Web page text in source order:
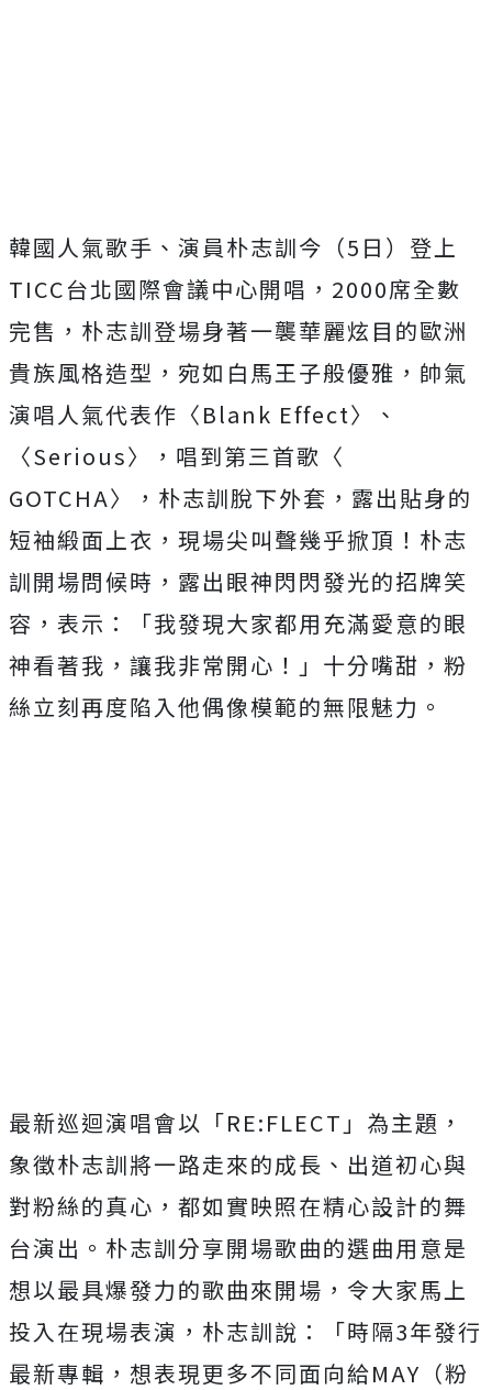
韓國人氣歌手、演員朴志訓今（5日） 登上
TICC台北國際會議中心開唱，2000席全數
完售， 朴志訓登場身著一襲華麗炫目的歐洲
貴族風格造型， 宛如白馬王子般優雅，帥氣
演唱人氣代表作〈Blank Effect〉、
〈Serious〉，唱到第三首歌〈
GOTCHA〉，朴志訓脫下外套，露出貼身的
短袖緞面上衣， 現場尖叫聲幾乎掀頂！朴志
訓開場問候時， 露出眼神閃閃發光的招牌笑
容，表示：「我發現大家都用充滿愛意的眼
神看著我，讓我非常開心！」 十分嘴甜，粉
絲立刻再度陷入他偶像模範的無限魅力。
最新巡迴演唱會以「RE:FLECT」為主題，
象徵朴志訓將一路走來的成長、出道初心與
對粉絲的真心， 都如實映照在精心設計的舞
台演出。 朴志訓分享開場歌曲的選曲用意是
想以最具爆發力的歌曲來開場， 令大家馬上
投入在現場表演，朴志訓說：「時隔3年發行
最新專輯， 想表現更多不同面向給MAY（粉